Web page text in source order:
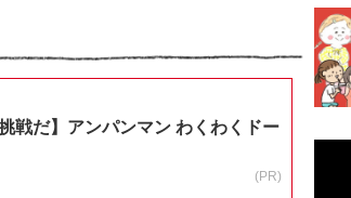
戦だ】アンパンマン わくわくドー
(PR)